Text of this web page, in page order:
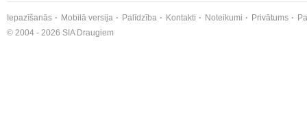
Iepazīšanās Mobilā versija Palīdzība Kontakti Noteikumi Privātums
© 2004 - 2026 SIA Draugiem